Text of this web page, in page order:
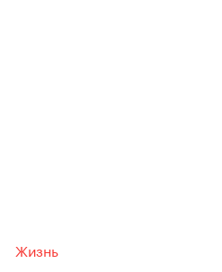
Жизнь